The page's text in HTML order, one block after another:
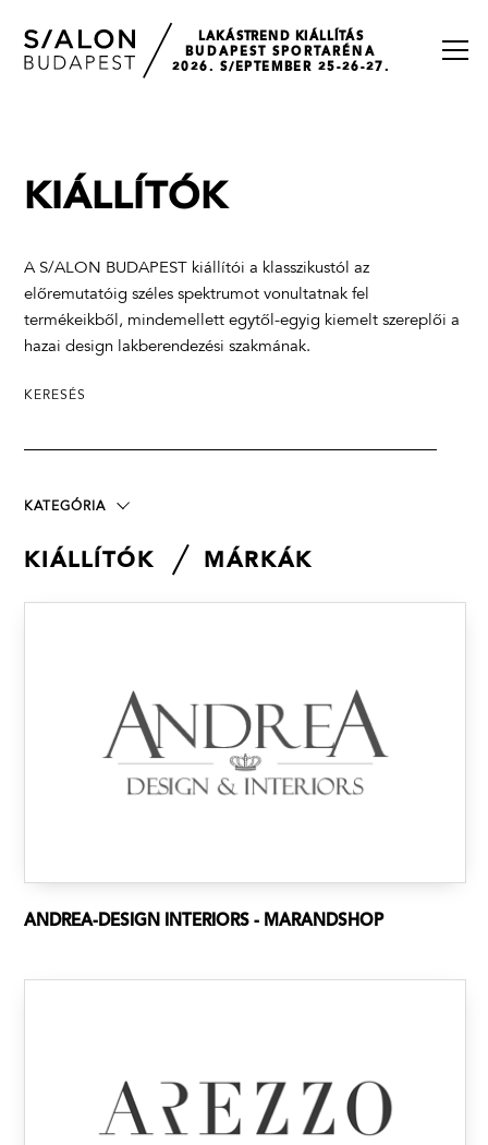
LAKÁSTREND KIÁLLÍTÁS
BUDAPEST SPORTARÉNA
2026. S/EPTEMBER 25-26-27.
KIÁLLÍTÓK
A S/ALON BUDAPEST kiállítói a klasszikustól az
előremutatóig széles spektrumot vonultatnak fel
termékeikből, mindemellett egytől-egyig kiemelt szereplői a
hazai design lakberendezési szakmának.
KERESÉS
KATEGÓRIA
KIÁLLÍTÓK MÁRKÁK
ANDREA-DESIGN INTERIORS - MARANDSHOP